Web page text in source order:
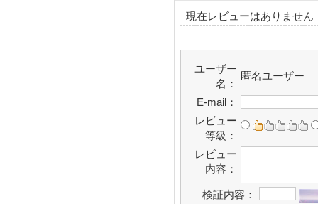
現在レビューはありません
ユーザー
名：
匿名ユーザー
E-mail：
レビュー
等級：
レビュー
内容：
検証内容：